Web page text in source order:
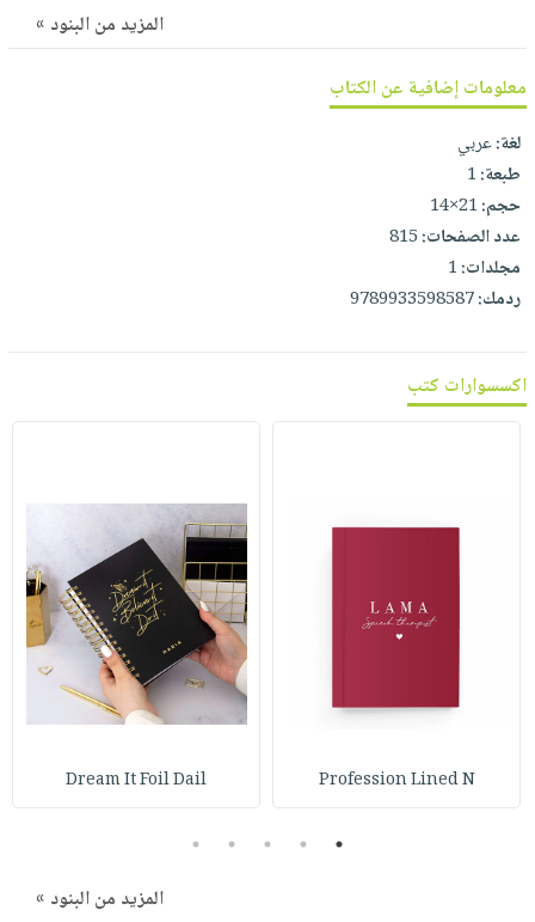
نيل
وفرات
انشر
كتابك
تواصل
معنا
المزيد من البنود »
معلومات إضافية عن الكتاب
لغة:عربي
طبعة:1
حجم:21×14
عدد الصفحات:815
مجلدات:1
ردمك:9789933598587
اكسسوارات كتب
Profession Lined N
Dream It Foil Dail
1
2
3
4
5
المزيد من البنود »